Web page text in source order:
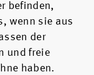
befinden,
wenn sie aus
der
und freie
haben.